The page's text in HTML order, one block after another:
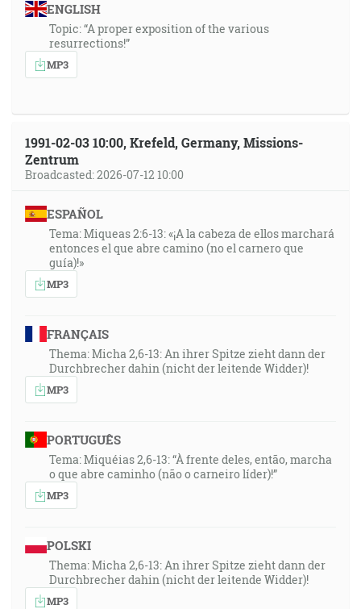
ENGLISH
Topic: “A proper exposition of the various
resurrections!”
MP3
1991-02-03 10:00, Krefeld, Germany, Missions-
Zentrum
Broadcasted: 2026-07-12 10:00
ESPAÑOL
Tema: Miqueas 2:6-13: «¡A la cabeza de ellos marchará
entonces el que abre camino (no el carnero que
guía)!»
MP3
FRANÇAIS
Thema: Micha 2,6-13: An ihrer Spitze zieht dann der
Durchbrecher dahin (nicht der leitende Widder)!
MP3
PORTUGUÊS
Tema: Miquéias 2,6-13: “À frente deles, então, marcha
o que abre caminho (não o carneiro líder)!”
MP3
POLSKI
Thema: Micha 2,6-13: An ihrer Spitze zieht dann der
Durchbrecher dahin (nicht der leitende Widder)!
MP3